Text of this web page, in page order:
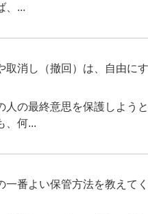
、...
取消し（撤回）は、自由に
人の最終意思を保護しよう
、何...
一番よい保管方法を教えてく